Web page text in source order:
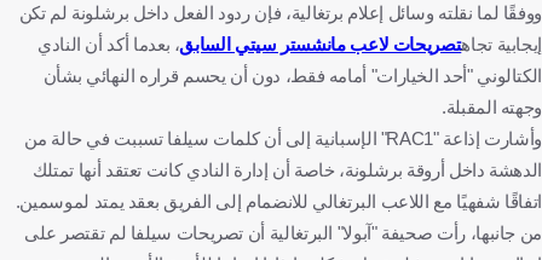
البرتغال ضد الكونغو الديمقراطية
البرتغال
الكونغو الديمقراطية
كأس العالم البرتغال
إسبانيا
إنجلترا
الكونغو - كينشاسا الولايات المتحدة كرة قدم
ووفقًا لما نقلته وسائل إعلام برتغالية، فإن ردود الفعل داخل برشلونة لم تكن
إيجابية تجاهتصريحات لاعب مانشستر سيتي السابق، بعدما أكد أن النادي
الكتالوني "أحد الخيارات" أمامه فقط، دون أن يحسم قراره النهائي بشأن
وجهته المقبلة.
وأشارت إذاعة "RAC1" الإسبانية إلى أن كلمات سيلفا تسببت في حالة من
الدهشة داخل أروقة برشلونة، خاصة أن إدارة النادي كانت تعتقد أنها تمتلك
اتفاقًا شفهيًا مع اللاعب البرتغالي للانضمام إلى الفريق بعقد يمتد لموسمين.
من جانبها، رأت صحيفة "آبولا" البرتغالية أن تصريحات سيلفا لم تقتصر على